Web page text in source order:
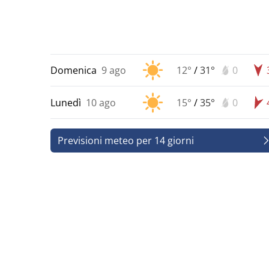
Domenica 9 ago 12° /31° 0
Lunedì 10 ago 15° /35° 0
Previsioni meteo per 14 giorni